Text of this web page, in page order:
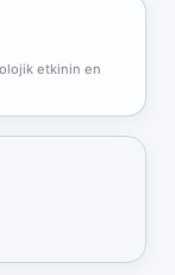
etkinin en